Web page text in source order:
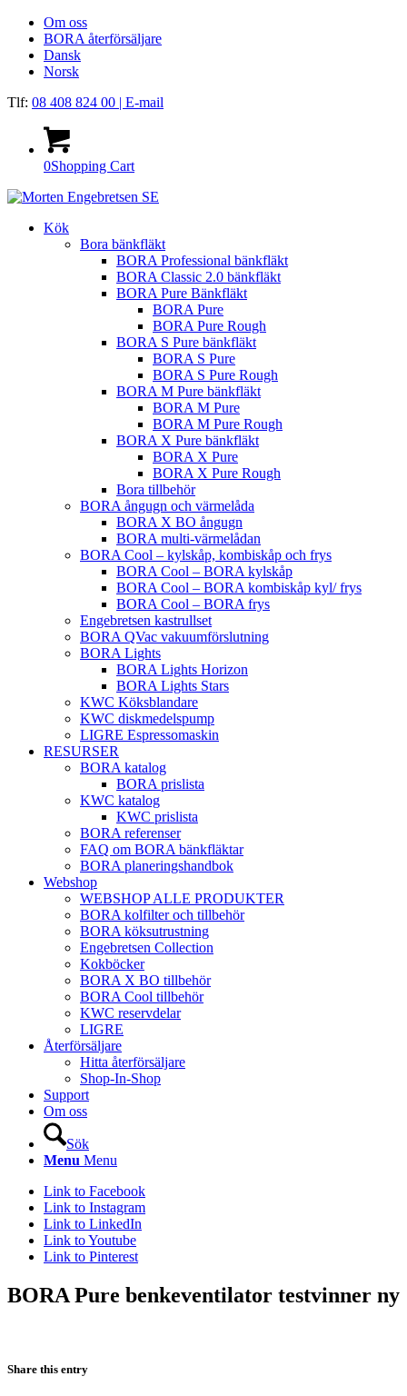
Om oss
BORA återförsäljare
Dansk
Norsk
Tlf: 08 408 824 00 | E-mail
0Shopping Cart
Kök
Bora bänkfläkt
BORA Professional bänkfläkt
BORA Classic 2.0 bänkfläkt
BORA Pure Bänkfläkt
BORA Pure
BORA Pure Rough
BORA S Pure bänkfläkt
BORA S Pure
BORA S Pure Rough
BORA M Pure bänkfläkt
BORA M Pure
BORA M Pure Rough
BORA X Pure bänkfläkt
BORA X Pure
BORA X Pure Rough
Bora tillbehör
BORA ångugn och värmelåda
BORA X BO ångugn
BORA multi-värmelådan
BORA Cool – kylskåp, kombiskåp och frys
BORA Cool – BORA kylskåp
BORA Cool – BORA kombiskåp kyl/ frys
BORA Cool – BORA frys
Engebretsen kastrullset
BORA QVac vakuumförslutning
BORA Lights
BORA Lights Horizon
BORA Lights Stars
KWC Köksblandare
KWC diskmedelspump
LIGRE Espressomaskin
RESURSER
BORA katalog
BORA prislista
KWC katalog
KWC prislista
BORA referenser
FAQ om BORA bänkfläktar
BORA planeringshandbok
Webshop
WEBSHOP ALLE PRODUKTER
BORA kolfilter och tillbehör
BORA köksutrustning
Engebretsen Collection
Kokböcker
BORA X BO tillbehör
BORA Cool tillbehör
KWC reservdelar
LIGRE
Återförsäljare
Hitta återförsäljare
Shop-In-Shop
Support
Om oss
Sök
Menu Menu
Link to Facebook
Link to Instagram
Link to LinkedIn
Link to Youtube
Link to Pinterest
BORA Pure benkeventilator testvinner ny
Share this entry